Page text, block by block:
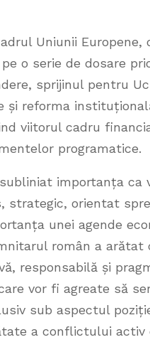
Uniunii
o serie de dosare
sprijinul pentru
și reforma
viitorul cadru
programatice.
importanța ca
strategic, orientat
unei agende
român a arătat
responsabilă și
vor fi agreate să
sub aspectul
a conflictului activ